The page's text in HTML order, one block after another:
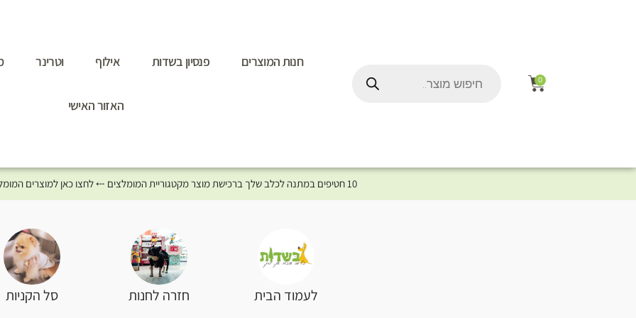
0
חנות המוצרים פנסיון בשדות אילוף וטרינר
האזור האישי
10 חטיפים במתנה לכלב שלך ברכישת מוצר מקטגוריית המומלצים ⤎ לחצו כאן למוצרים המומלצים לכלב
לעמוד הבית חזרה לחנות סל הקניות